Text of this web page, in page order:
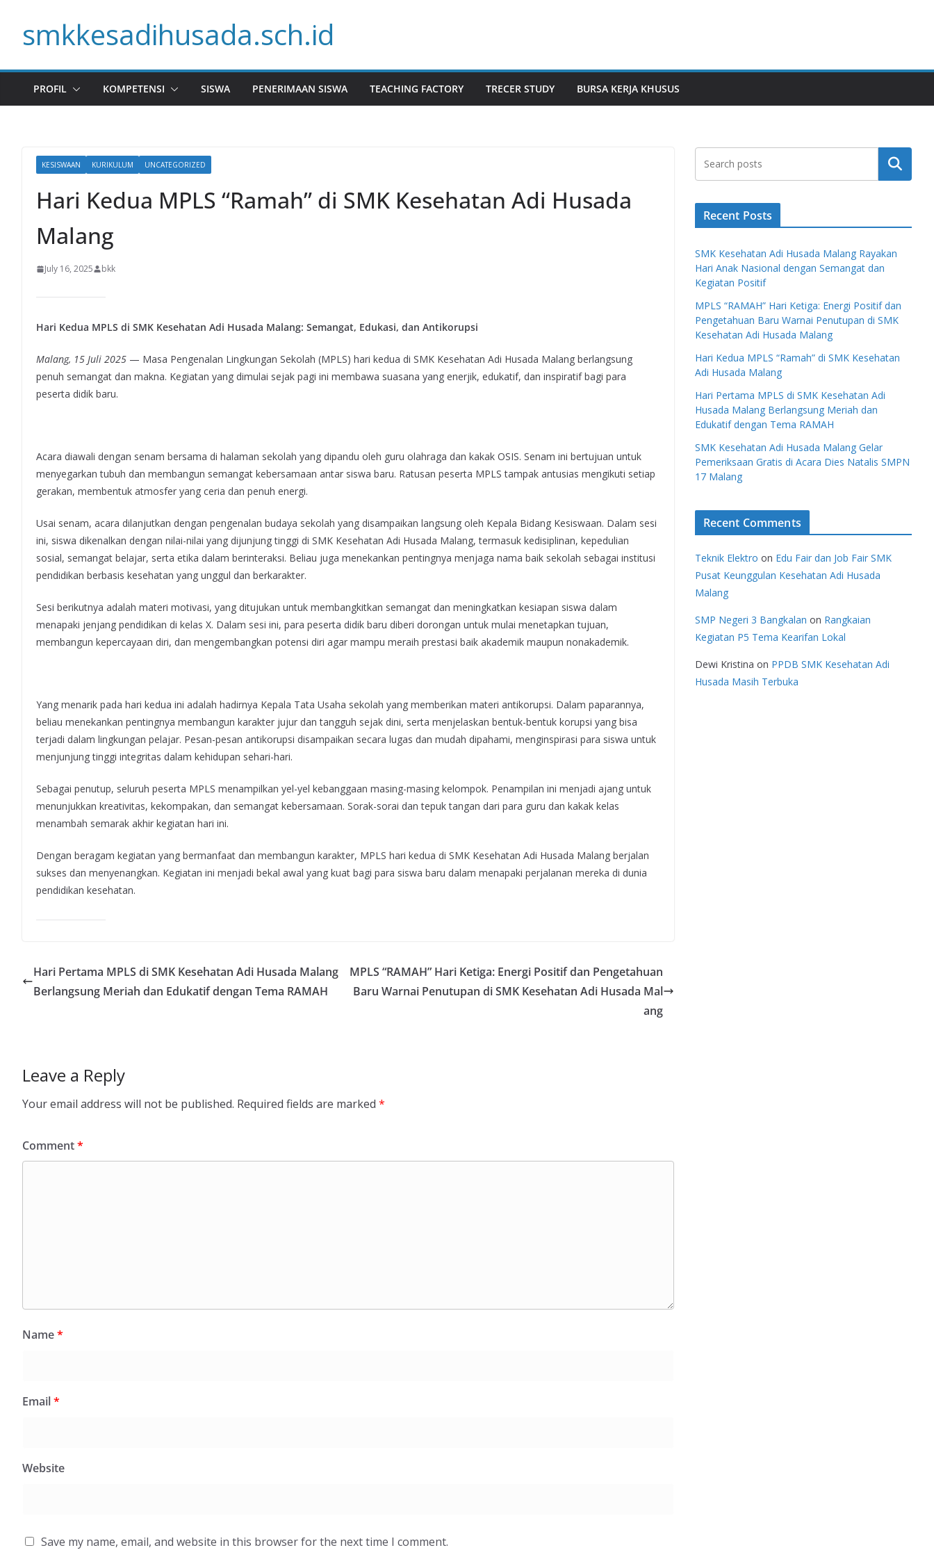
contentsmkkesadihusada.sch.id
PROFIL KOMPETENSI SISWA PENERIMAAN SISWA TEACHING FACTORY TRECER STUDY BURSA KERJA KHUSUS
KESISWAAN KURIKULUM UNCATEGORIZED
Hari Kedua MPLS “Ramah” di SMK Kesehatan Adi Husada
Malang
July 16, 2025 bkk
Hari Kedua MPLS di SMK Kesehatan Adi Husada Malang: Semangat, Edukasi, dan Antikorupsi
Malang, 15 Juli 2025 — Masa Pengenalan Lingkungan Sekolah (MPLS) hari kedua di SMK Kesehatan Adi Husada Malang berlangsung
penuh semangat dan makna. Kegiatan yang dimulai sejak pagi ini membawa suasana yang enerjik, edukatif, dan inspiratif bagi para
peserta didik baru.
Acara diawali dengan senam bersama di halaman sekolah yang dipandu oleh guru olahraga dan kakak OSIS. Senam ini bertujuan untuk
menyegarkan tubuh dan membangun semangat kebersamaan antar siswa baru. Ratusan peserta MPLS tampak antusias mengikuti setiap
gerakan, membentuk atmosfer yang ceria dan penuh energi.
Usai senam, acara dilanjutkan dengan pengenalan budaya sekolah yang disampaikan langsung oleh Kepala Bidang Kesiswaan. Dalam sesi
ini, siswa dikenalkan dengan nilai-nilai yang dijunjung tinggi di SMK Kesehatan Adi Husada Malang, termasuk kedisiplinan, kepedulian
sosial, semangat belajar, serta etika dalam berinteraksi. Beliau juga menekankan pentingnya menjaga nama baik sekolah sebagai institusi
pendidikan berbasis kesehatan yang unggul dan berkarakter.
Sesi berikutnya adalah materi motivasi, yang ditujukan untuk membangkitkan semangat dan meningkatkan kesiapan siswa dalam
menapaki jenjang pendidikan di kelas X. Dalam sesi ini, para peserta didik baru diberi dorongan untuk mulai menetapkan tujuan,
membangun kepercayaan diri, dan mengembangkan potensi diri agar mampu meraih prestasi baik akademik maupun nonakademik.
Yang menarik pada hari kedua ini adalah hadirnya Kepala Tata Usaha sekolah yang memberikan materi antikorupsi. Dalam paparannya,
beliau menekankan pentingnya membangun karakter jujur dan tangguh sejak dini, serta menjelaskan bentuk-bentuk korupsi yang bisa
terjadi dalam lingkungan pelajar. Pesan-pesan antikorupsi disampaikan secara lugas dan mudah dipahami, menginspirasi para siswa untuk
menjunjung tinggi integritas dalam kehidupan sehari-hari.
Sebagai penutup, seluruh peserta MPLS menampilkan yel-yel kebanggaan masing-masing kelompok. Penampilan ini menjadi ajang untuk
menunjukkan kreativitas, kekompakan, dan semangat kebersamaan. Sorak-sorai dan tepuk tangan dari para guru dan kakak kelas
menambah semarak akhir kegiatan hari ini.
Dengan beragam kegiatan yang bermanfaat dan membangun karakter, MPLS hari kedua di SMK Kesehatan Adi Husada Malang berjalan
sukses dan menyenangkan. Kegiatan ini menjadi bekal awal yang kuat bagi para siswa baru dalam menapaki perjalanan mereka di dunia
pendidikan kesehatan.
Hari Pertama MPLS di SMK Kesehatan Adi Husada Malang
Berlangsung Meriah dan Edukatif dengan Tema RAMAH
MPLS “RAMAH” Hari Ketiga: Energi Positif dan Pengetahuan
Baru Warnai Penutupan di SMK Kesehatan Adi Husada Mal
ang
Leave a Reply
Your email address will not be published. Required fields are marked *
Comment*
Name*
Email*
Website
Save my name, email, and website in this browser for the next time I comment.
Search
Recent Posts
SMK Kesehatan Adi Husada Malang Rayakan
Hari Anak Nasional dengan Semangat dan
Kegiatan Positif
MPLS “RAMAH” Hari Ketiga: Energi Positif dan
Pengetahuan Baru Warnai Penutupan di SMK
Kesehatan Adi Husada Malang
Hari Kedua MPLS “Ramah” di SMK Kesehatan
Adi Husada Malang
Hari Pertama MPLS di SMK Kesehatan Adi
Husada Malang Berlangsung Meriah dan
Edukatif dengan Tema RAMAH
SMK Kesehatan Adi Husada Malang Gelar
Pemeriksaan Gratis di Acara Dies Natalis SMPN
17 Malang
Recent Comments
Teknik Elektro on Edu Fair dan Job Fair SMK
Pusat Keunggulan Kesehatan Adi Husada
Malang
SMP Negeri 3 Bangkalan on Rangkaian
Kegiatan P5 Tema Kearifan Lokal
Dewi Kristina on PPDB SMK Kesehatan Adi
Husada Masih Terbuka